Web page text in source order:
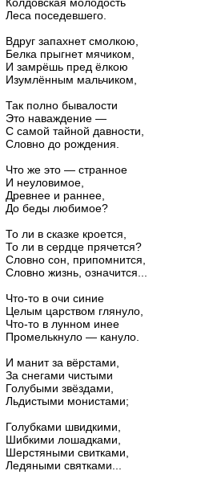
Леса поседевшего.
Вдруг запахнет смолкою,
Белка прыгнет мячиком,
И замрёшь пред ёлкою
Изумлённым мальчиком,
Так полно бывалости
Это наваждение —
С самой тайной давности,
Словно до рождения.
Что же это — странное
И неуловимое,
Древнее и раннее,
До беды любимое?
То ли в сказке кроется,
То ли в сердце прячется?
Словно сон, припомнится,
Словно жизнь, означится...
Что-то в очи синие
Целым царством глянуло,
Что-то в лунном инее
Промелькнуло — кануло.
И манит за вёрстами,
За снегами чистыми
Голубыми звёздами,
Льдистыми монистами;
Голубками швидкими,
Шибкими лошадками,
Шерстяными свитками,
Ледяными святками...